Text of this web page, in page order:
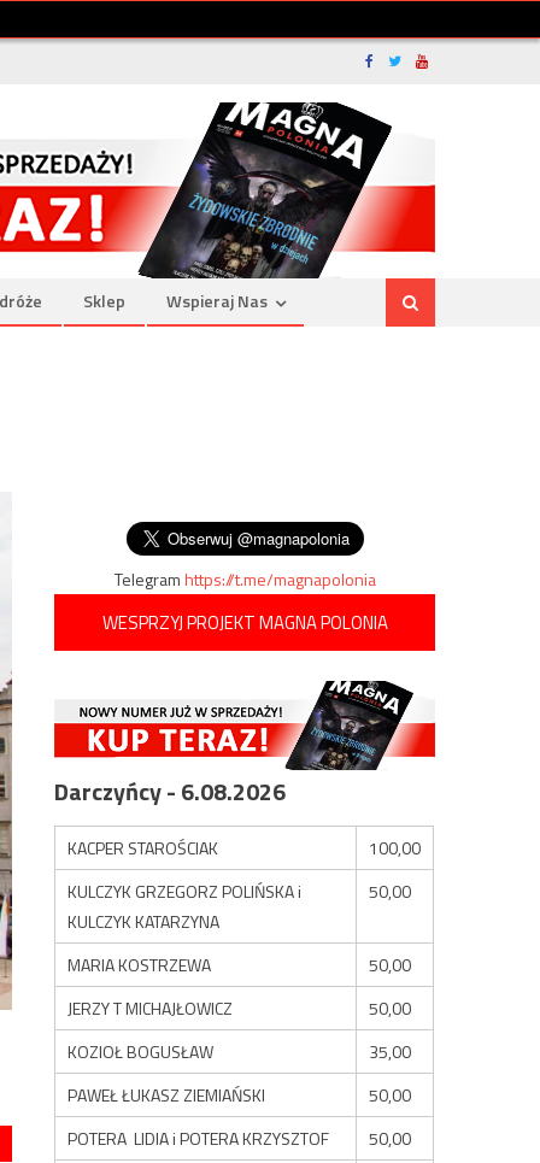
Sklep Wspieraj Nas
Telegramhttps://t.me/magnapolonia
WESPRZYJ PROJEKT MAGNA POLONIA
Darczyńcy - 6.08.2026
KACPER STAROŚCIAK
100,00
KULCZYK GRZEGORZ POLIŃSKA i
KULCZYK KATARZYNA
50,00
MARIA KOSTRZEWA
50,00
JERZY T MICHAJŁOWICZ
50,00
KOZIOŁ BOGUSŁAW
35,00
PAWEŁ ŁUKASZ ZIEMIAŃSKI
50,00
POTERA LIDIA i POTERA KRZYSZTOF
50,00